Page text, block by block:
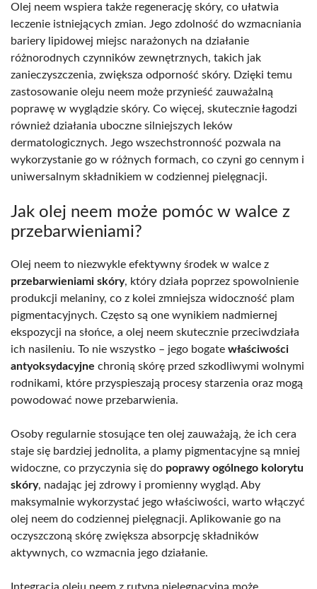
Olej neem wspiera także regenerację skóry, co ułatwia
leczenie istniejących zmian. Jego zdolność do wzmacniania
bariery lipidowej miejsc narażonych na działanie
różnorodnych czynników zewnętrznych, takich jak
zanieczyszczenia, zwiększa odporność skóry. Dzięki temu
zastosowanie oleju neem może przynieść zauważalną
poprawę w wyglądzie skóry. Co więcej, skutecznie łagodzi
również działania uboczne silniejszych leków
dermatologicznych. Jego wszechstronność pozwala na
wykorzystanie go w różnych formach, co czyni go cennym i
uniwersalnym składnikiem w codziennej pielęgnacji.
Jak olej neem może pomóc w walce z
przebarwieniami?
Olej neem to niezwykle efektywny środek w walce z
przebarwieniami skóry, który działa poprzez spowolnienie
produkcji melaniny, co z kolei zmniejsza widoczność plam
pigmentacyjnych. Często są one wynikiem nadmiernej
ekspozycji na słońce, a olej neem skutecznie przeciwdziała
ich nasileniu. To nie wszystko – jego bogate właściwości
antyoksydacyjne chronią skórę przed szkodliwymi wolnymi
rodnikami, które przyspieszają procesy starzenia oraz mogą
powodować nowe przebarwienia.
Osoby regularnie stosujące ten olej zauważają, że ich cera
staje się bardziej jednolita, a plamy pigmentacyjne są mniej
widoczne, co przyczynia się do poprawy ogólnego kolorytu
skóry, nadając jej zdrowy i promienny wygląd. Aby
maksymalnie wykorzystać jego właściwości, warto włączyć
olej neem do codziennej pielęgnacji. Aplikowanie go na
oczyszczoną skórę zwiększa absorpcję składników
aktywnych, co wzmacnia jego działanie.